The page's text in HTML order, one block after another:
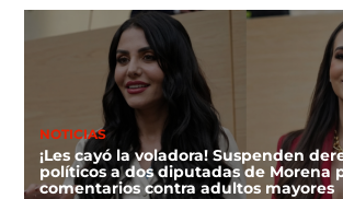
NOTICIAS
¡Les cayó la voladora! Suspenden
políticos a dos diputadas de Morena
comentarios contra adultos mayores